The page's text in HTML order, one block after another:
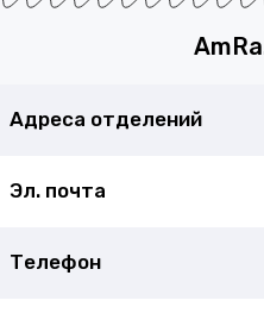
Адреса отделений
Эл. почта
Телефон